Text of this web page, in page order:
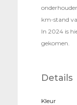
km-stand
In 2024 is
gekomen.
Details
Kleur